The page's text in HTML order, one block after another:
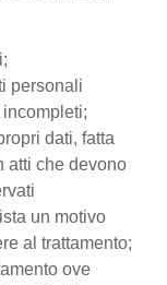
personali
dati, fatta
atti che devono
un motivo
al trattamento;
ove